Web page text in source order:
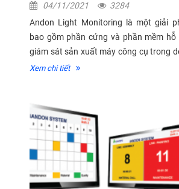
04/11/2021
3284
Andon Light Monitoring là một giải
bao gồm phần cứng và phần mềm
giám sát sản xuất máy công cụ trong
xuất. Giải pháp ứng dụng công nghệ
Xem chi tiết